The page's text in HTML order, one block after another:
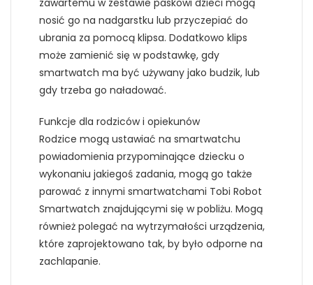
zawartemu w zestawie paskowi dzieci mogą
nosić go na nadgarstku lub przyczepiać do
ubrania za pomocą klipsa. Dodatkowo klips
może zamienić się w podstawkę, gdy
smartwatch ma być używany jako budzik, lub
gdy trzeba go naładować.
Funkcje dla rodziców i opiekunów
Rodzice mogą ustawiać na smartwatchu
powiadomienia przypominające dziecku o
wykonaniu jakiegoś zadania, mogą go także
parować z innymi smartwatchami Tobi Robot
Smartwatch znajdującymi się w pobliżu. Mogą
również polegać na wytrzymałości urządzenia,
które zaprojektowano tak, by było odporne na
zachlapanie.